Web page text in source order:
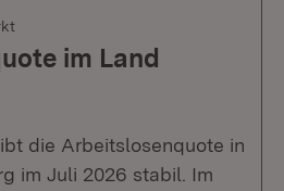
im Land
die Arbeitslosenquote in
im Juli 2026 stabil. Im